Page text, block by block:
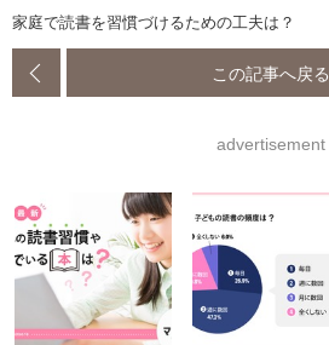
家庭で読書を習慣づけるための工夫は？
この記事へ戻る
advertisement